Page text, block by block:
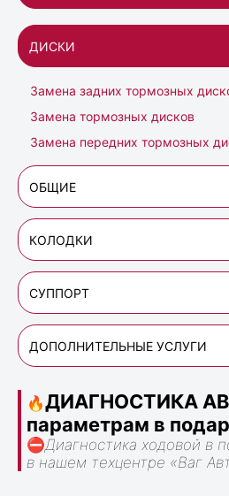
ДИСКИ
Замена задних тормозных
Замена тормозных дисков
Замена передних тормозных
ОБЩИЕ
КОЛОДКИ
СУППОРТ
ДОПОЛНИТЕЛЬНЫЕ УСЛУГИ
🔥ДИАГНОСТИКА
параметрам в
⛔Диагностика ходовой в
в нашем техцентре «Ваг